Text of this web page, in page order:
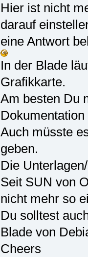
Hier ist nicht
darauf
eine Antwort
In der Blade
Grafikkarte.
Am besten Du
Auch müsste
geben.
Die
Seit SUN von
nicht mehr so
Du solltest
Blade von
Cheers